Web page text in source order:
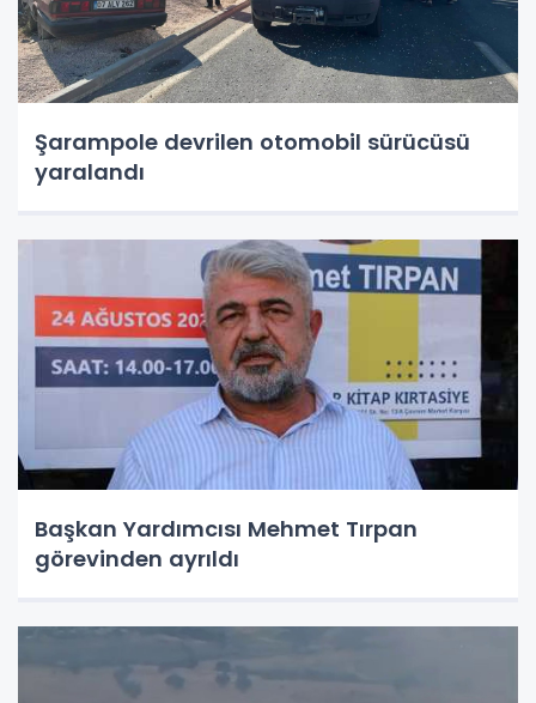
Şarampole devrilen otomobil sürücüsü
yaralandı
Başkan Yardımcısı Mehmet Tırpan
görevinden ayrıldı